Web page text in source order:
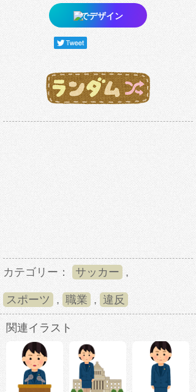
でデザイン
カテゴリー： サッカー ,
スポーツ , 職業 , 違反
関連イラスト